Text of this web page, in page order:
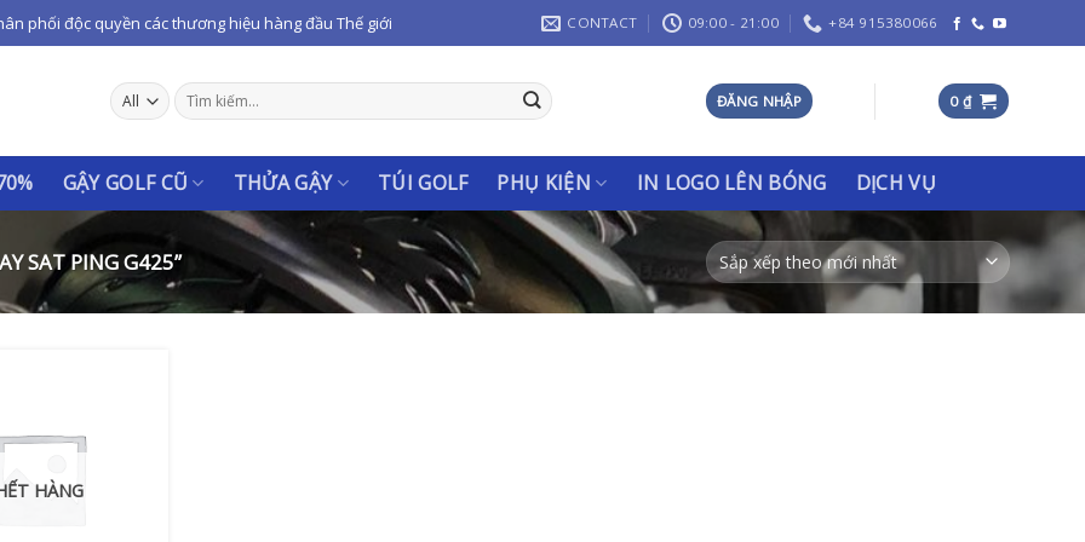
phối độc quyền các thương hiệu hàng đầu Thế giới CONTACT 09:00 - 21:00 +84 915380066
Tìm
kiếm:
ĐĂNG NHẬP 0 ₫
GẬY GOLF CŨ THỬA GẬY TÚI GOLF PHỤ KIỆN IN LOGO LÊN BÓNG DỊCH VỤ
SAT PING G425”
HÀNG